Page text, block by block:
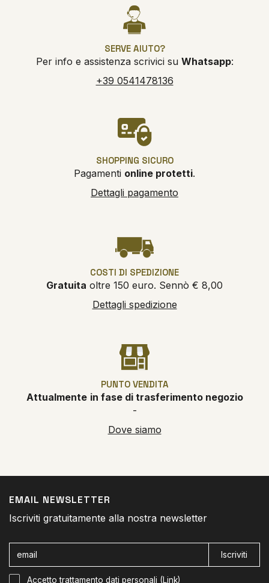
SERVE AIUTO?
Per info e assistenza scrivici su Whatsapp:
+39 0541478136
SHOPPING SICURO
Pagamenti online protetti.
Dettagli pagamento
COSTI DI SPEDIZIONE
Gratuita oltre 150 euro. Sennò € 8,00
Dettagli spedizione
PUNTO VENDITA
Attualmente in fase di trasferimento negozio
-
Dove siamo
EMAIL NEWSLETTER
Iscriviti gratuitamente alla nostra newsletter
Iscriviti
Accetto trattamento dati personali (Link)